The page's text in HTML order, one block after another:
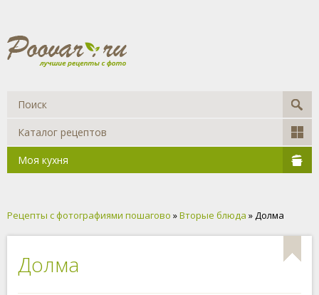
Каталог рецептов
Моя кухня
Рецепты с фотографиями пошагово »Вторые блюда » Долма
Долма